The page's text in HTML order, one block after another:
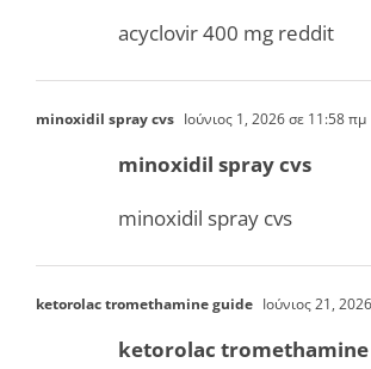
acyclovir 400 mg reddit
minoxidil spray cvs Ιούνιος 1, 2026 σε 11:58 πμ
minoxidil spray cvs
minoxidil spray cvs
ketorolac tromethamine guide Ιούνιος 21,
ketorolac